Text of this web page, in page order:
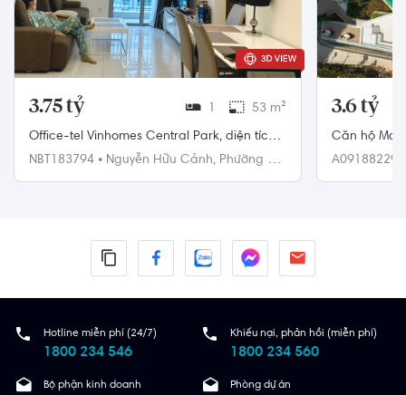
3.75 tỷ 1 53 m²
Office-tel Vinhomes Central Park, diện tích
52 m²
NBT183794 • Nguyễn Hữu Cảnh, Phường 22,
3.6 tỷ
Căn hộ
Nam, diện
A09188229
Hotline miễn phí (24/7)
1800 234 546
Khiếu nại, phản hồi (miễn phí)
1800 234 560
Bộ phận kinh doanh Phòng dự án